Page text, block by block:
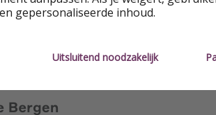
gepersonaliseerde inhoud.
Uitsluitend noodzakelijk